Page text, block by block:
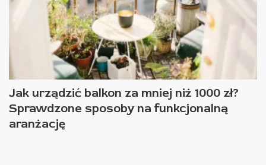
Jak urządzić balkon za mniej niż 1000 zł?
Sprawdzone sposoby na funkcjonalną
aranżację